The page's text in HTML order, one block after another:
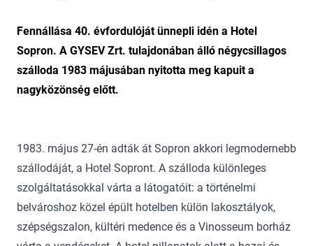
Fennállása 40. évfordulóját ünnepli idén a Hotel
Sopron. A GYSEV Zrt. tulajdonában álló négycsillagos
szálloda 1983 májusában nyitotta meg kapuit a
nagyközönség előtt.
1983. május 27-én adták át Sopron akkori legmodernebb
szállodáját, a Hotel Sopront. A szálloda különleges
szolgáltatásokkal várta a látogatóit: a történelmi
belvároshoz közel épült hotelben külön lakosztályok,
szépségszalon, kültéri medence és a Vinosseum borház